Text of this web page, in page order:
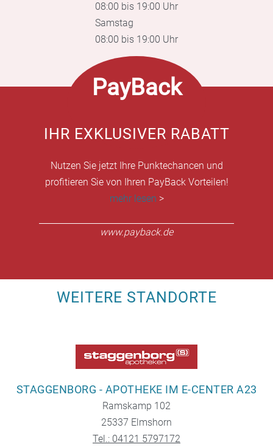
08:00 bis 19:00 Uhr
Samstag
08:00 bis 19:00 Uhr
PayBack
IHR EXKLUSIVER RABATT
Nutzen Sie jetzt Ihre Punktechancen und
profitieren Sie von Ihren PayBack Vorteilen!
mehr lesen >
www.payback.de
WEITERE STANDORTE
STAGGENBORG - APOTHEKE IM E-CENTER A23
Ramskamp 102
25337 Elmshorn
Tel.: 04121 5797172